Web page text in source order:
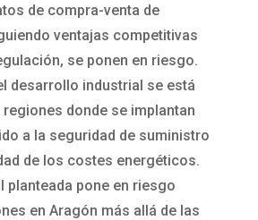
de compra-venta de
ventajas competitivas
se ponen en riesgo.
desarrollo industrial se está
donde se implantan
a la seguridad de suministro
de los costes energéticos.
planteada pone en riesgo
en Aragón más allá de las